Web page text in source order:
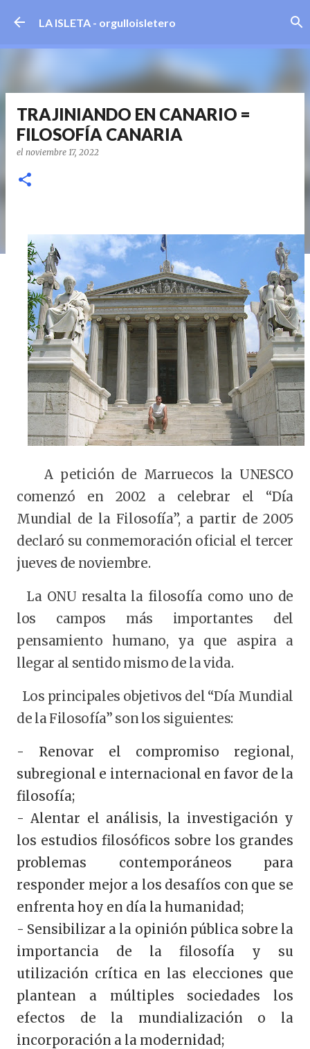
Ir al contenido principal
LA ISLETA - orgulloisletero
TRAJINIANDO EN CANARIO =
FILOSOFÍA CANARIA
el noviembre 17, 2022
A petición de Marruecos la UNESCO
comenzó en 2002 a celebrar el “Día
Mundial de la Filosofía”, a partir de 2005
declaró su conmemoración oficial el tercer
jueves de noviembre.
La ONU resalta la filosofía como uno de
los campos más importantes del
pensamiento humano, ya que aspira a
llegar al sentido mismo de la vida.
Los principales objetivos del “Día Mundial
de la Filosofía” son los siguientes:
- Renovar el compromiso regional,
subregional e internacional en favor de la
filosofía;
- Alentar el análisis, la investigación y
los estudios filosóficos sobre los grandes
problemas contemporáneos para
responder mejor a los desafíos con que se
enfrenta hoy en día la humanidad;
- Sensibilizar a la opinión pública sobre la
importancia de la filosofía y su
utilización crítica en las elecciones que
plantean a múltiples sociedades los
efectos de la mundialización o la
incorporación a la modernidad;